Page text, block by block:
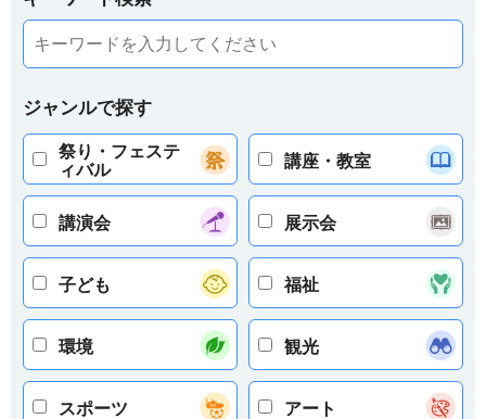
ジャンルで探す
祭り・フェステ
ィバル
講座・教室
講演会 展示会
子ども 福祉
環境 観光
スポーツ アート